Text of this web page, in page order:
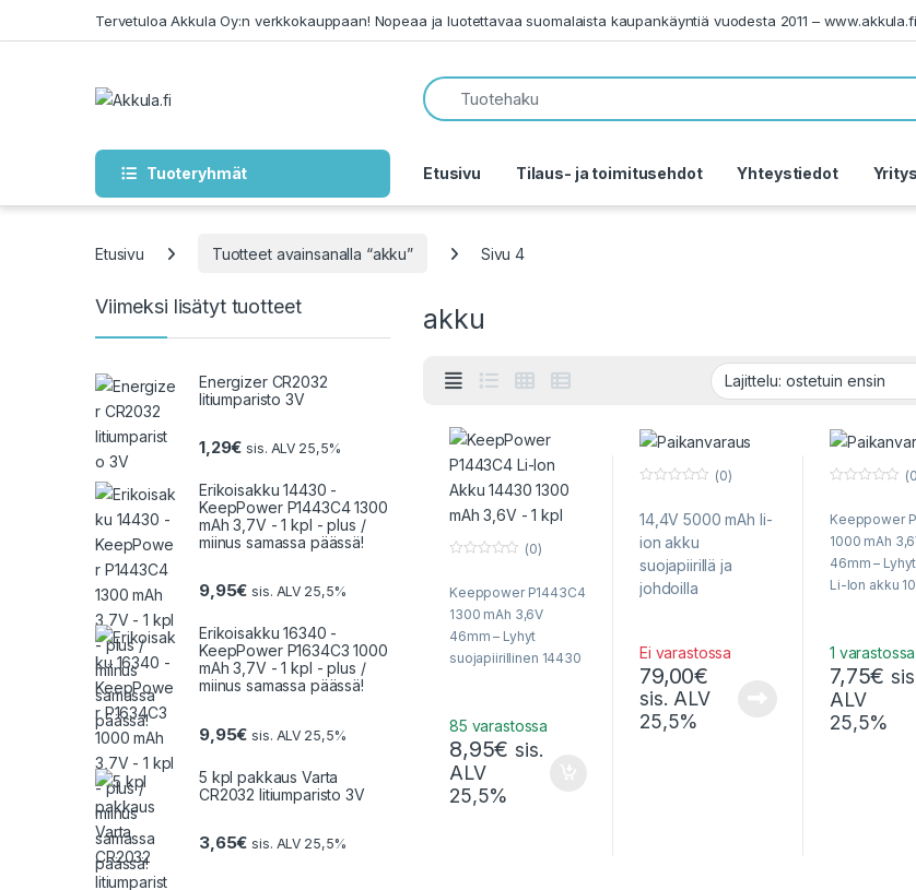
Tervetuloa Akkula Oy:n verkkokauppaan! Nopeaa ja luotettavaa suomalaista kaupankäyntiä vuodesta 2011 – www.akkula.fi
Tuoteryhmät Etusivu Tilaus- ja toimitusehdot Yhteystiedot Yritys
Etusivu Tuotteet avainsanalla “akku” Sivu 4
akku
u
o
f
(0)
Keeppower P1443C4
1300 mAh 3,6V
46mm – Lyhyt
suojapiirillinen 14430
kapasiteetti!
85 varastossa
8,95€ sis.
ALV
25,5%
u
o
5
(0)
14,4V 5000 mAh li-
ion akku
suojapiirillä ja
johdoilla
Ei varastossa
79,00€
sis. ALV
25,5%
u
o
f
5
Keeppower
1000 mAh
46mm –
Li-Ion akku
(14430-akku
suojapiirillä)
Akun pituus n.
1 varastossa
7,75€
ALV
25,5%
Viimeksi lisätyt tuotteet
Energizer CR2032
litiumparisto 3V
1,29€ sis. ALV 25,5%
Erikoisakku 14430 -
KeepPower P1443C4 1300
mAh 3,7V - 1 kpl - plus /
miinus samassa päässä!
9,95€ sis. ALV 25,5%
Erikoisakku 16340 -
KeepPower P1634C3 1000
mAh 3,7V - 1 kpl - plus /
miinus samassa päässä!
9,95€ sis. ALV 25,5%
5 kpl pakkaus Varta
CR2032 litiumparisto 3V
3,65€ sis. ALV 25,5%